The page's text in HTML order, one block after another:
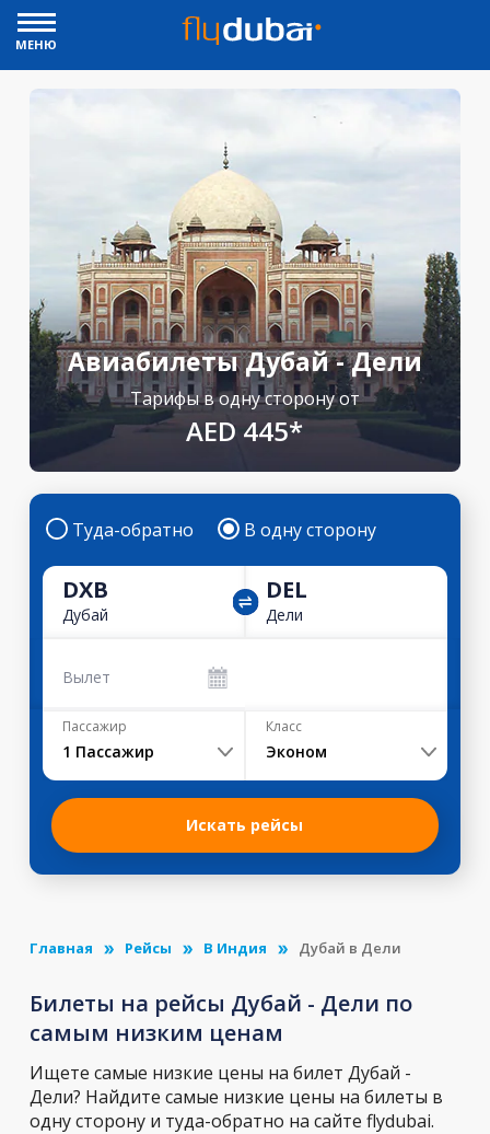
МЕНЮ
Авиабилеты Дубай - Дели
Тарифы в одну сторону от
AED 445*
Туда-обратно В одну сторону
DXB
Дубай
DEL
Дели
Вылет
Пассажир
1 Пассажир
Класс
Эконом
Искать рейсы
Главная Рейсы В Индия Дубай в Дели
Билеты на рейсы Дубай - Дели по
самым низким ценам
Ищете самые низкие цены на билет Дубай -
Дели? Найдите самые низкие цены на билеты в
одну сторону и туда-обратно на сайте flydubai.